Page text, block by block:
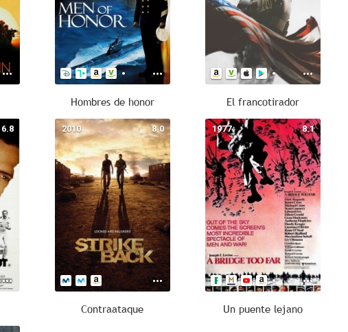
Hombres de honor El francotirador
6.8 8.0
2010
Contraataque
8.1
1977
Un puente lejano